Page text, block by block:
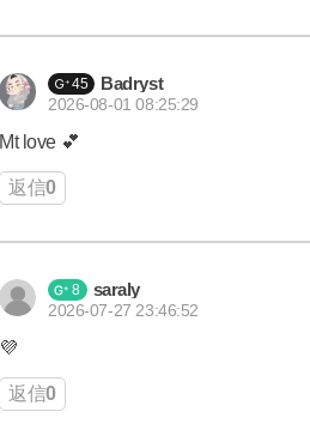
45 Badryst
2026-08-01 08:25:29
Mt love 💕
返信0
8 saraly
2026-07-27 23:46:52
💜
返信0